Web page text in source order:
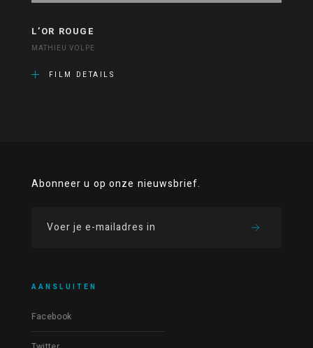
L’OR ROUGE
MATHIEU VOLPE
FILM DETAILS
Abonneer u op onze nieuwsbrief.
AANSLUITEN
Facebook